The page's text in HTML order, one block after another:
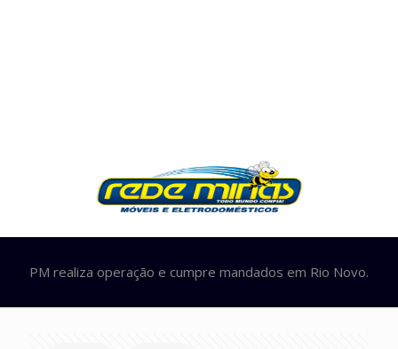
PM realiza operação e cumpre mandados em Rio Novo.